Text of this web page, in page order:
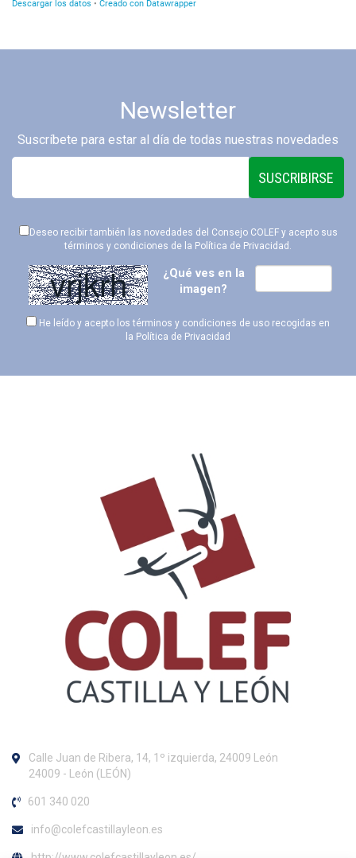
Newsletter
Suscríbete para estar al día de todas nuestras novedades
SUSCRIBIRSE
Deseo recibir también las novedades del Consejo COLEF y acepto sus
términos y condiciones de la Política de Privacidad .
¿Qué ves en la
imagen?
He leído y acepto los términos y condiciones de uso recogidas en
la Política de Privacidad
Calle Juan de Ribera, 14, 1º izquierda, 24009 León
24009 - León (LEÓN)
601 340 020
info@colefcastillayleon.es